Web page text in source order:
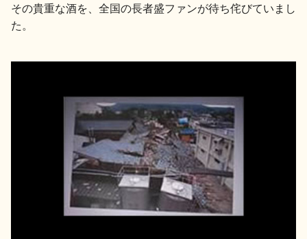
地酒蔵元会WEB展示会 地酒蔵元会利酒会
その貴重な酒を、全国の長者盛ファンが待ち侘びていまし
た。